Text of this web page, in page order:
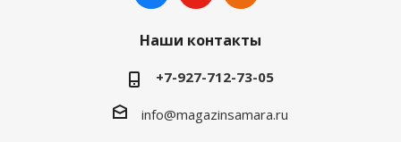
Наши контакты
+7-927-712-73-05
info@magazinsamara.ru